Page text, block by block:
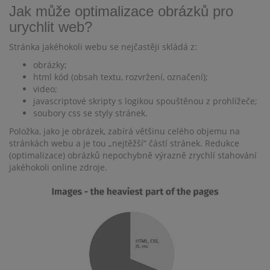
Jak může optimalizace obrázků pro
urychlit web?
Stránka jakéhokoli webu se nejčastěji skládá z:
obrázky;
html kód (obsah textu, rozvržení, označení);
video;
javascriptové skripty s logikou spouštěnou z prohlížeče;
soubory css se styly stránek.
Položka, jako je obrázek, zabírá většinu celého objemu na
stránkách webu a je tou „nejtěžší“ částí stránek. Redukce
(optimalizace) obrázků nepochybně výrazně zrychlí stahování
jakéhokoli online zdroje.